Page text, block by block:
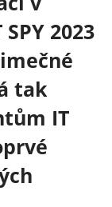
2023
tak
IT